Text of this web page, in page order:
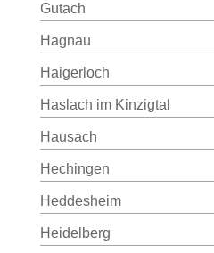
Gutach
Hagnau
Haigerloch
Haslach im Kinzigtal
Hausach
Hechingen
Heddesheim
Heidelberg